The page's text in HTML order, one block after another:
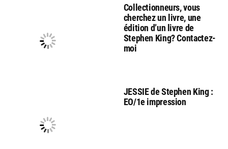
Collectionneurs, vous
cherchez un livre, une
édition d’un livre de
Stephen King? Contactez-
moi
JESSIE de Stephen King :
EO/1e impression